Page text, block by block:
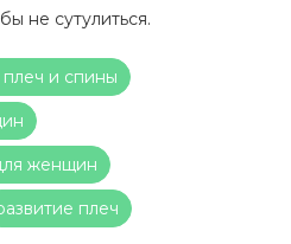
не сутулиться.
и спины
женщин
плеч